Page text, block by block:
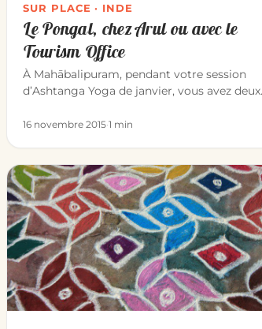
SUR PLACE · INDE
Le Pongal, chez Arul ou avec le
Tourism Office
À Mahābalipuram, pendant votre session
d’Ashtanga Yoga de janvier, vous avez deux
16 novembre 2015·1 min